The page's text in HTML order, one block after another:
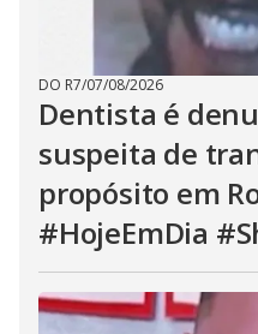
DO R7/07/08/2026
Dentista é
suspeita de
propósito em
#HojeEmDia